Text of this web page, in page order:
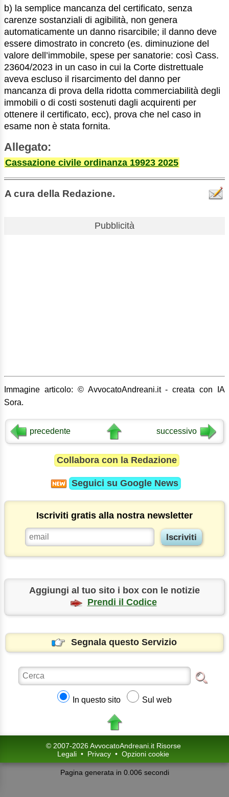
b) la semplice mancanza del certificato, senza
carenze sostanziali di agibilità, non genera
automaticamente un danno risarcibile; il danno deve
essere dimostrato in concreto (es. diminuzione del
valore dell’immobile, spese per sanatorie: così Cass.
23604/2023 in un caso in cui la Corte distrettuale
aveva escluso il risarcimento del danno per
mancanza di prova della ridotta commerciabilità degli
immobili o di costi sostenuti dagli acquirenti per
ottenere il certificato, ecc), prova che nel caso in
esame non è stata fornita.
Allegato:
Cassazione civile ordinanza 19923 2025
A cura della Redazione.
Pubblicità
Immagine articolo: © AvvocatoAndreani.it - creata con IA
Sora.
precedente successivo
Collabora con la Redazione
Seguici su Google News
Iscriviti gratis alla nostra newsletter
Aggiungi al tuo sito i box con le notizie
Prendi il Codice
Segnala questo Servizio
In questo sito Sul web
© 2007-2026 AvvocatoAndreani.it Risorse
Legali • Privacy • Opzioni cookie
Pagina generata in 0.006 secondi